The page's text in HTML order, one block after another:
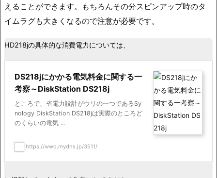
えることができます。もちろんその分スピンアップ時のタ
イムラグも大きくなるので注意が必要です。
HD218jの具体的な消費電力については、
DS218jにかかる電気料金に関する一
考察～DiskStation DS218j
ところで、省電力設計がウリの一つであるSy
nology DiskStation DS218jは実際のところど
のくらいの電気 ...
https://wwq.mydns.jp/3511/